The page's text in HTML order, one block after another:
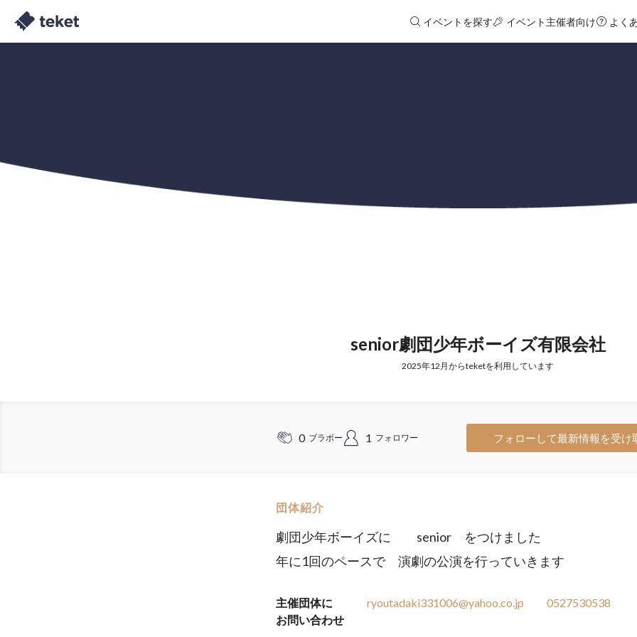
イベントを探す イベント主催者向け よく
senior劇団少年ボーイズ有限会社
2025年12月からteketを利用しています
0 ブラボー 1 フォロワー フォローして最新情報を受け
団体紹介
劇団少年ボーイズに senior をつけました
年に1回のペースで 演劇の公演を行っていきます
主催団体に
お問い合わせ
ryoutadaki331006@yahoo.co.jp 0527530538